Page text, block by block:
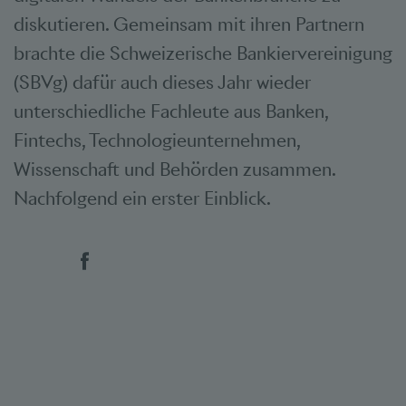
diskutieren. Gemeinsam mit ihren Partnern
brachte die Schweizerische Bankiervereinigung
(SBVg) dafür auch dieses Jahr wieder
unterschiedliche Fachleute aus Banken,
Fintechs, Technologieunternehmen,
Wissenschaft und Behörden zusammen.
Nachfolgend ein erster Einblick.
Social Bookmarks